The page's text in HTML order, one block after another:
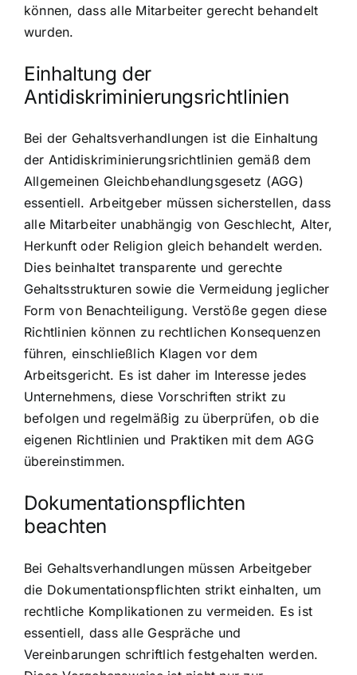
können, dass alle Mitarbeiter gerecht behandelt
wurden.
Einhaltung der
Antidiskriminierungsrichtlinien
Bei der Gehaltsverhandlungen ist die Einhaltung
der Antidiskriminierungsrichtlinien gemäß dem
Allgemeinen Gleichbehandlungsgesetz (AGG)
essentiell. Arbeitgeber müssen sicherstellen, dass
alle Mitarbeiter unabhängig von Geschlecht, Alter,
Herkunft oder Religion gleich behandelt werden.
Dies beinhaltet transparente und gerechte
Gehaltsstrukturen sowie die Vermeidung jeglicher
Form von Benachteiligung. Verstöße gegen diese
Richtlinien können zu rechtlichen Konsequenzen
führen, einschließlich Klagen vor dem
Arbeitsgericht. Es ist daher im Interesse jedes
Unternehmens, diese Vorschriften strikt zu
befolgen und regelmäßig zu überprüfen, ob die
eigenen Richtlinien und Praktiken mit dem AGG
übereinstimmen.
Dokumentationspflichten
beachten
Bei Gehaltsverhandlungen müssen Arbeitgeber
die Dokumentationspflichten strikt einhalten, um
rechtliche Komplikationen zu vermeiden. Es ist
essentiell, dass alle Gespräche und
Vereinbarungen schriftlich festgehalten werden.